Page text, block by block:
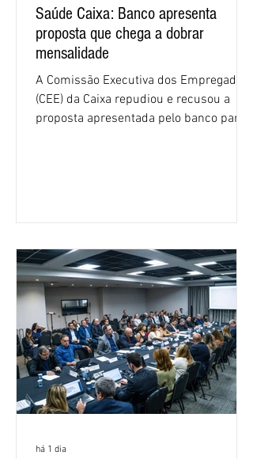
Saúde Caixa: Banco apresenta
proposta que chega a dobrar
mensalidade
A Comissão Executiva dos Empregados
(CEE) da Caixa repudiou e recusou a
proposta apresentada pelo banco para o
negociações das empregadas e dos
empregados exigiram que a Caixa refaça
os cálculos e apresente uma nova
proposta. O entendimento é que a
proposta
há 1 dia